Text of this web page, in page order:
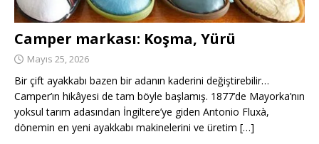
Camper markası: Koşma, Yürü
Mayıs 25, 2026
Bir çift ayakkabı bazen bir adanın kaderini değiştirebilir…
Camper’ın hikâyesi de tam böyle başlamış. 1877’de Mayorka’nın
yoksul tarım adasından İngiltere’ye giden Antonio Fluxà,
dönemin en yeni ayakkabı makinelerini ve üretim […]